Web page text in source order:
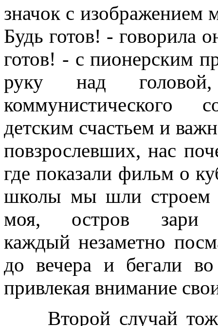
значок с изображением
Будь готов! - говорила
готов! - с пионерским
руку над
коммунистического
детским счастьем и
повзрослевших, нас
где показали фильм о
школы мы шли строем
моя, остров зари
каждый незаметно
до вечера и бегали
привлекая внимание
Второй случай тоже